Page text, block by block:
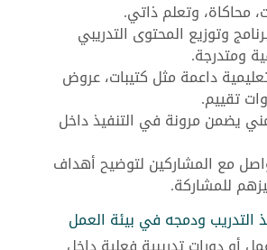
محاكاة، وتعلم ذاتي.
وتوزيع المحتوى التدريبي
ومتدرجة.
داعمة مثل كتيبات، عروض
تقييم.
يضمن مرونة في التنفيذ داخل
مع المشاركين لتوضيح أهداف
للمشاركة.
التدريب ودمجه في بيئة العمل